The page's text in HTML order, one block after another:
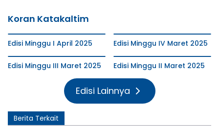
Koran Katakaltim
Edisi Minggu I April 2025 Edisi Minggu IV Maret 2025
Edisi Minggu III Maret 2025 Edisi Minggu II Maret 2025
Edisi Lainnya
Berita Terkait